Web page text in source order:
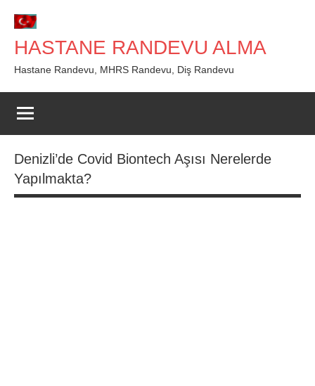
geç
HASTANE RANDEVU ALMA
Hastane Randevu, MHRS Randevu, Diş Randevu
Denizli’de Covid Biontech Aşısı Nerelerde
Yapılmakta?